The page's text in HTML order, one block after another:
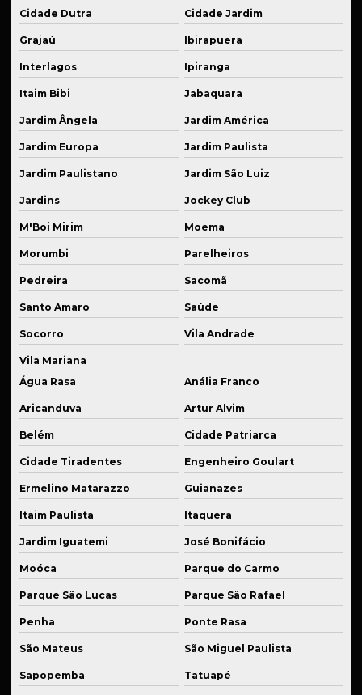
Peças industriais em bronze sob medida
Peças industriais sob medida
Peças para montagem de suspensão esportiva
Peças técnicas para equipamentos
Peças usinadas para suspensão fixa
Prestação de serviço de usinagem
Produção de componentes mecânicos
Produção de flanges em alumínio anodizado
Produção de kits de suspensão personalizados
Produção de peças para agroindústria
Produção em série cnc
Recuperação de peças danificadas
Recuperação de peças de reposição
Reparo de máquinas industriais
Roletes de carga
Roletes industriais sob medida
Rolos de tração
Serviço de solda
Serviços de soldagem para indústria
Serviços de usinagem
Sistema de suspensão automotiva
Sistema de suspensão automotiva especial
Cidade Dutra Cidade Jardim
Grajaú Ibirapuera
Interlagos Ipiranga
Itaim Bibi Jabaquara
Jardim Ângela Jardim América
Jardim Europa Jardim Paulista
Jardim Paulistano Jardim São Luiz
Jardins Jockey Club
M'Boi Mirim Moema
Morumbi Parelheiros
Pedreira Sacomã
Santo Amaro Saúde
Socorro Vila Andrade
Vila Mariana
Água Rasa
Anália Franco
Aricanduva Artur Alvim
Belém Cidade Patriarca
Cidade Tiradentes Engenheiro Goulart
Ermelino Matarazzo Guianazes
Itaim Paulista Itaquera
Jardim Iguatemi José Bonifácio
Moóca Parque do Carmo
Parque São Lucas Parque São Rafael
Penha Ponte Rasa
São Mateus São Miguel Paulista
Sapopemba Tatuapé